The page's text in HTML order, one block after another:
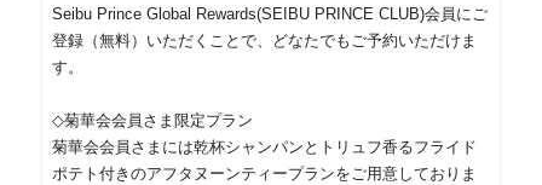
Seibu Prince Global Rewards(SEIBU PRINCE CLUB)会員にご
登録（無料）いただくことで、どなたでもご予約いただけま
す。
◇菊華会会員さま限定プラン
菊華会会員さまには乾杯シャンパンとトリュフ香るフライド
ポテト付きのアフタヌーンティープランをご用意しておりま